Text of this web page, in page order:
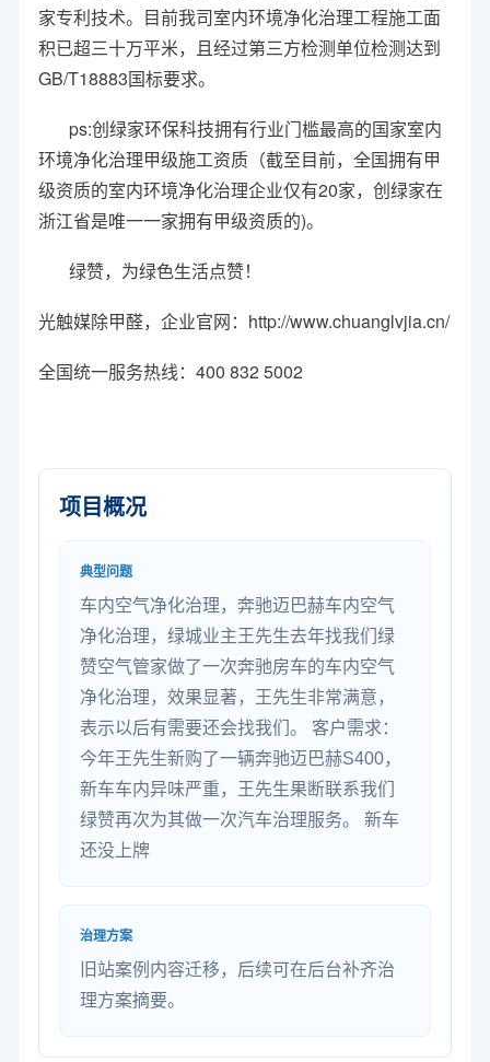
家专利技术。目前我司室内环境净化治理工程施工面
积已超三十万平米，且经过第三方检测单位检测达到
GB/T18883国标要求。
ps:创绿家环保科技拥有行业门槛最高的国家室内
环境净化治理甲级施工资质（截至目前，全国拥有甲
级资质的室内环境净化治理企业仅有20家，创绿家在
浙江省是唯一一家拥有甲级资质的)。
绿赞，为绿色生活点赞！
光触媒除甲醛，企业官网：http://www.chuanglvjia.cn/
全国统一服务热线：400 832 5002
项目概况
典型问题
车内空气净化治理，奔驰迈巴赫车内空气
净化治理，绿城业主王先生去年找我们绿
赞空气管家做了一次奔驰房车的车内空气
净化治理，效果显著，王先生非常满意，
表示以后有需要还会找我们。 客户需求：
今年王先生新购了一辆奔驰迈巴赫S400，
新车车内异味严重，王先生果断联系我们
绿赞再次为其做一次汽车治理服务。 新车
还没上牌
治理方案
旧站案例内容迁移，后续可在后台补齐治
理方案摘要。